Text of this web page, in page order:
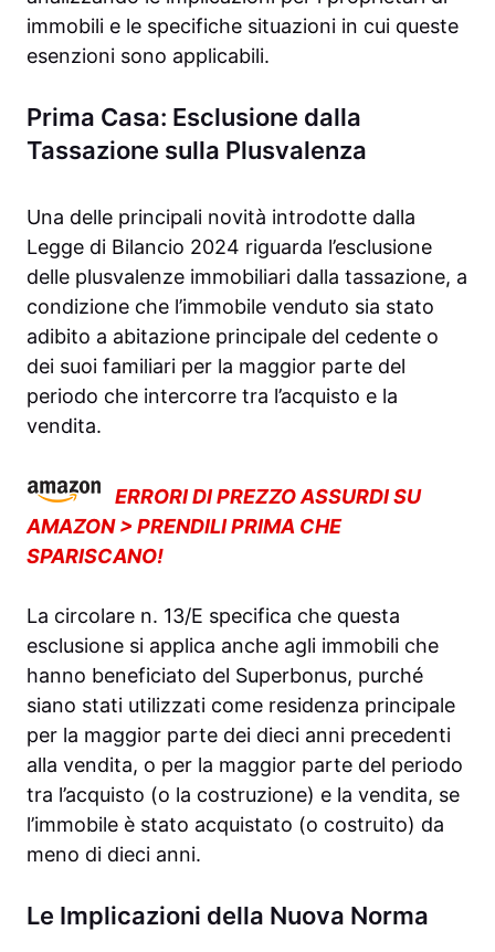
immobili e le specifiche situazioni in cui queste
esenzioni sono applicabili.
Prima Casa: Esclusione dalla
Tassazione sulla Plusvalenza
Una delle principali novità introdotte dalla
Legge di Bilancio 2024 riguarda l’esclusione
delle plusvalenze immobiliari dalla tassazione, a
condizione che l’immobile venduto sia stato
adibito a abitazione principale del cedente o
dei suoi familiari per la maggior parte del
periodo che intercorre tra l’acquisto e la
vendita.
ERRORI DI PREZZO ASSURDI SU
AMAZON > PRENDILI PRIMA CHE
SPARISCANO!
La circolare n. 13/E specifica che questa
esclusione si applica anche agli immobili che
hanno beneficiato del Superbonus, purché
siano stati utilizzati come residenza principale
per la maggior parte dei dieci anni precedenti
alla vendita, o per la maggior parte del periodo
tra l’acquisto (o la costruzione) e la vendita, se
l’immobile è stato acquistato (o costruito) da
meno di dieci anni.
Le Implicazioni della Nuova Norma